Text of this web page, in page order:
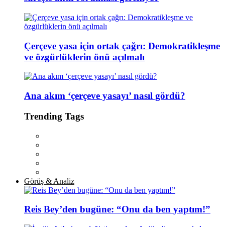
Çerçeve yasa için ortak çağrı: Demokratikleşme
ve özgürlüklerin önü açılmalı
Ana akım ‘çerçeve yasayı’ nasıl gördü?
Trending Tags
Görüş & Analiz
Reis Bey’den bugüne: “Onu da ben yaptım!”